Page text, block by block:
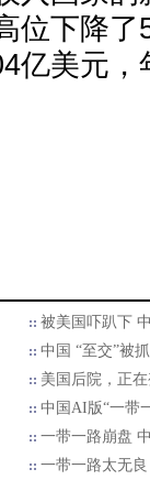
位下降
亿美元，
被美国吓趴下
中国 “至交”被
美国后院，正
中国AI版“一带
一带一路崩盘
一带一路太无